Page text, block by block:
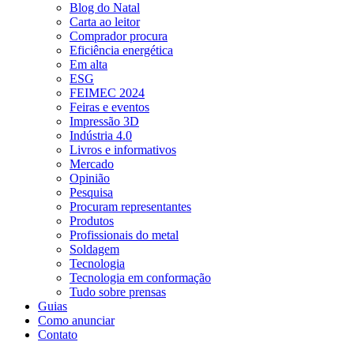
Blog do Natal
Carta ao leitor
Comprador procura
Eficiência energética
Em alta
ESG
FEIMEC 2024
Feiras e eventos
Impressão 3D
Indústria 4.0
Livros e informativos
Mercado
Opinião
Pesquisa
Procuram representantes
Produtos
Profissionais do metal
Soldagem
Tecnologia
Tecnologia em conformação
Tudo sobre prensas
Guias
Como anunciar
Contato